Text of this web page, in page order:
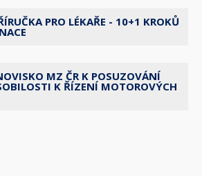
PRO LÉKAŘE - 10+1 KROKŮ
MZ ČR K POSUZOVÁNÍ
K ŘÍZENÍ MOTOROVÝCH